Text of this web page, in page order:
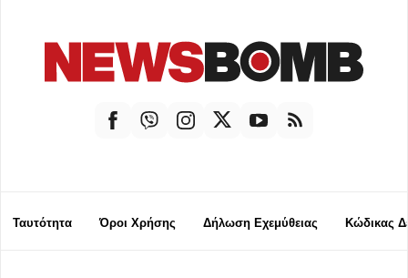
Ταυτότητα Όροι Χρήσης Δήλωση Εχεμύθειας Κώδικας